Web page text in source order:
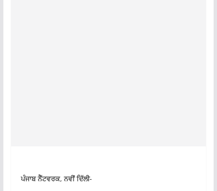
ਪੰਜਾਬ ਨੈੱਟਵਰਕ, ਨਵੀਂ ਦਿੱਲੀ-